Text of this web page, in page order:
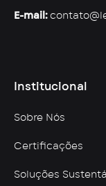
E-mail:
Institucional
Sobre Nós
Certificações
Soluções